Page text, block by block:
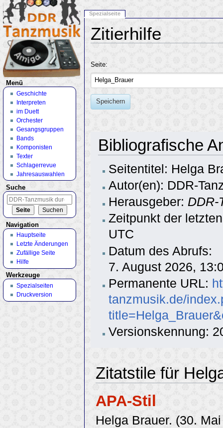
Zitierhilfe
Seite:
Speichern
Bibliografische
Seitentitel: Helga
Autor(en): DDR-
Herausgeber:
Zeitpunkt der
UTC
Datum des Abrufs:
7. August 2026,
Permanente URL:
tanzmusik.de/
Versionskennung:
Zitatstile für
APA-Stil
Helga Brauer. (30.
Spezialseite
Menü
Geschichte
Interpreten
im Duett
Orchester
Gesangsgruppen
Bands
Komponisten
Texter
Schlagerrevue
Jahresauswahlen
Suche
Navigation
Hauptseite
Letzte Änderungen
Zufällige Seite
Hilfe
Werkzeuge
Spezialseiten
Druckversion